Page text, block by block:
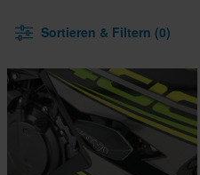
Sortieren & Filtern (0)